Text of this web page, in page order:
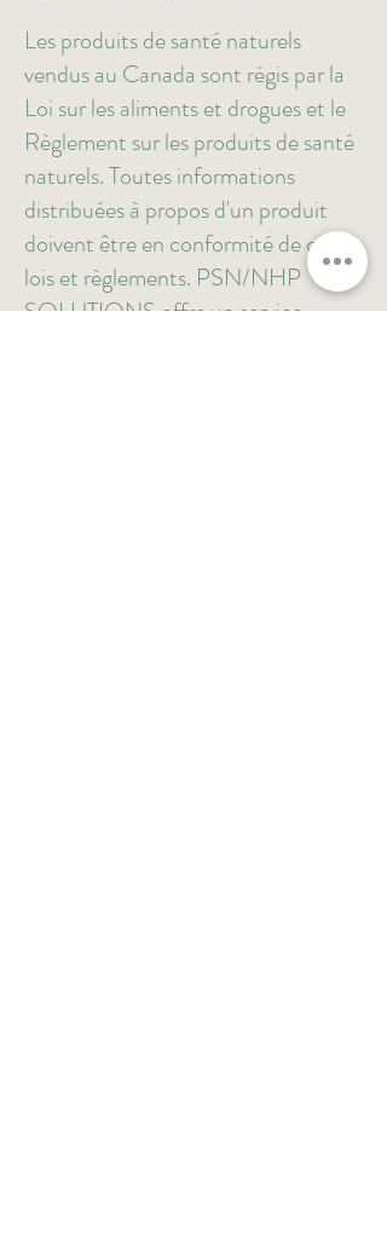
Les produits de santé naturels
vendus au Canada sont régis par la
Loi sur les aliments et drogues et le
Règlement sur les produits de santé
naturels. Toutes informations
distribuées à propos d'un produit
doivent être en conformité de ces
lois et règlements. PSN/NHP
SOLUTIONS offre un service